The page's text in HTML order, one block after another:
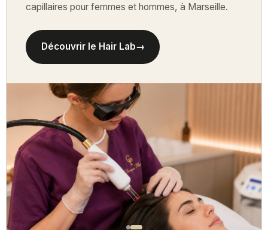
capillaires pour femmes et hommes, à Marseille.
Découvrir le Hair Lab→